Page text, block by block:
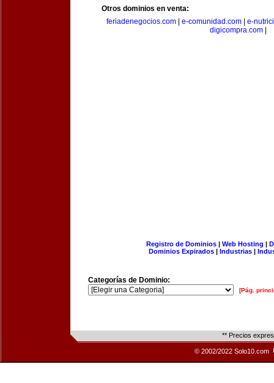
Otros dominios en venta:
feriadenegocios.com| e-comunidad.com| e-
digicompra.com|
Registro de Dominios| Web Hosting |
Dominios Expirados | Industrias |
Categorías de Dominio:
[Pág.
** Precios
© 2002/2022 Solo10.com